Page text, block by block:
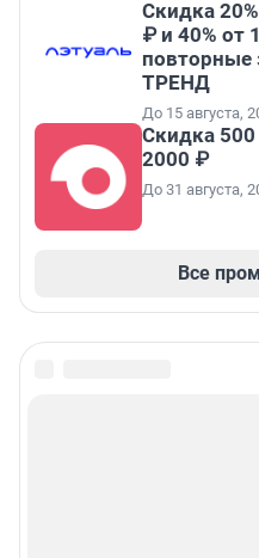
Скидка
₽ и 40% от
повторные
ТРЕНД
До 15 августа,
Скидка
2000 ₽
До 31 августа,
Все